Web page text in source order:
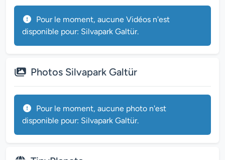
Pour le moment, aucune Vidéos n'est
disponible pour: Silvapark Galtür.
Photos Silvapark Galtür
Pour le moment, aucune photo n'est
disponible pour: Silvapark Galtür.